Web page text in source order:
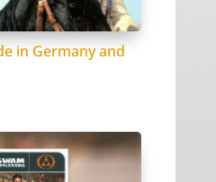
in Germany and